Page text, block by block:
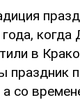
когда
в
праздник
а со